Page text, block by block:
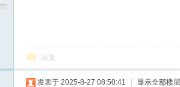
回复
发表于 2025-8-27 08:50:41 显示全部楼层